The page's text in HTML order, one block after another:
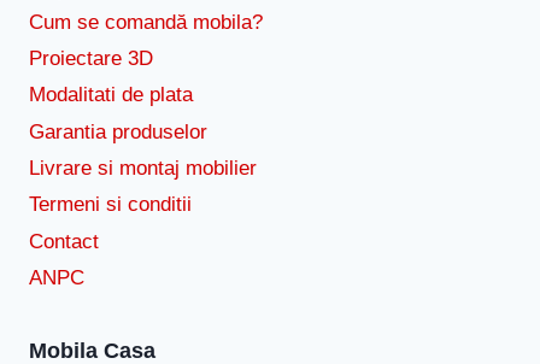
Cum se comandă mobila?
Proiectare 3D
Modalitati de plata
Garantia produselor
Livrare si montaj mobilier
Termeni si conditii
Contact
ANPC
Mobila Casa